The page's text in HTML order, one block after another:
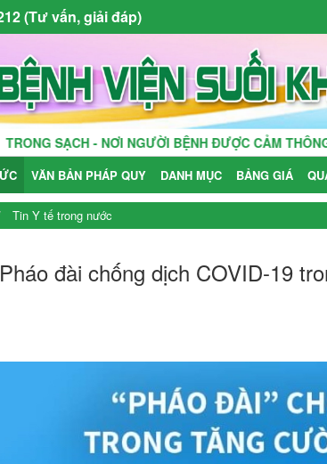
(Tư vấn, giải đáp)
- NƠI NGƯỜI BỆNH ĐƯỢC CẢM THÔNG VÀ CHIA
VĂN BẢN PHÁP QUY DANH MỤC BẢNG GIÁ
Tin Y tế trong nước
đài chống dịch COVID-19